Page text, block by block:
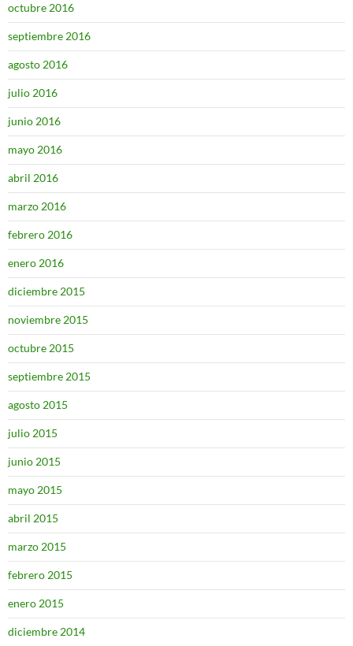
octubre 2016
septiembre 2016
agosto 2016
julio 2016
junio 2016
mayo 2016
abril 2016
marzo 2016
febrero 2016
enero 2016
diciembre 2015
noviembre 2015
octubre 2015
septiembre 2015
agosto 2015
julio 2015
junio 2015
mayo 2015
abril 2015
marzo 2015
febrero 2015
enero 2015
diciembre 2014